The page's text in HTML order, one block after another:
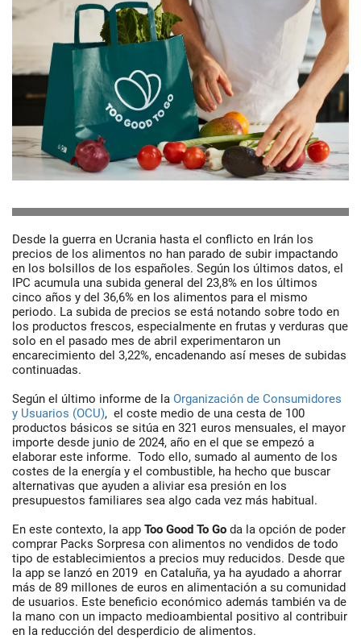
Desde la guerra en Ucrania hasta el conflicto en Irán los
precios de los alimentos no han parado de subir impactando
en los bolsillos de los españoles. Según los últimos datos, el
IPC acumula una subida general del 23,8% en los últimos
cinco años y del 36,6% en los alimentos para el mismo
periodo. La subida de precios se está notando sobre todo en
los productos frescos, especialmente en frutas y verduras que
solo en el pasado mes de abril experimentaron un
encarecimiento del 3,22%, encadenando así meses de subidas
continuadas.
Según el último informe de la Organización de Consumidores
y Usuarios (OCU), el coste medio de una cesta de 100
productos básicos se sitúa en 321 euros mensuales, el mayor
importe desde junio de 2024, año en el que se empezó a
elaborar este informe. Todo ello, sumado al aumento de los
costes de la energía y el combustible, ha hecho que buscar
alternativas que ayuden a aliviar esa presión en los
presupuestos familiares sea algo cada vez más habitual.
En este contexto, la app Too Good To Go da la opción de poder
comprar Packs Sorpresa con alimentos no vendidos de todo
tipo de establecimientos a precios muy reducidos. Desde que
la app se lanzó en 2019 en Cataluña, ya ha ayudado a ahorrar
más de 89 millones de euros en alimentación a su comunidad
de usuarios. Este beneficio económico además también va de
la mano con un impacto medioambiental positivo al contribuir
en la reducción del desperdicio de alimentos.